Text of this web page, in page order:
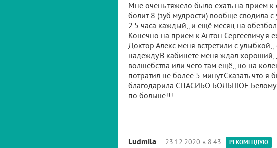
Мне очень тяжело было ехать на прием к
болит 8 (зуб мудрости) вообще сводила
2.5 часа каждый,,и ещё месяц на
Конечно на прием к Антон Сергеевичу
Доктор Алекс меня встретили с
надежду.В кабинете меня ждал
волшебства или чего там ещё,,но на
потратил не более 5 минут.Сказать что я
благодарила СПАСИБО БОЛЬШОЕ Белому
по больше!!!
Ludmila — 23.12.2020 в 8:43 РЕКОМЕНДУЮ